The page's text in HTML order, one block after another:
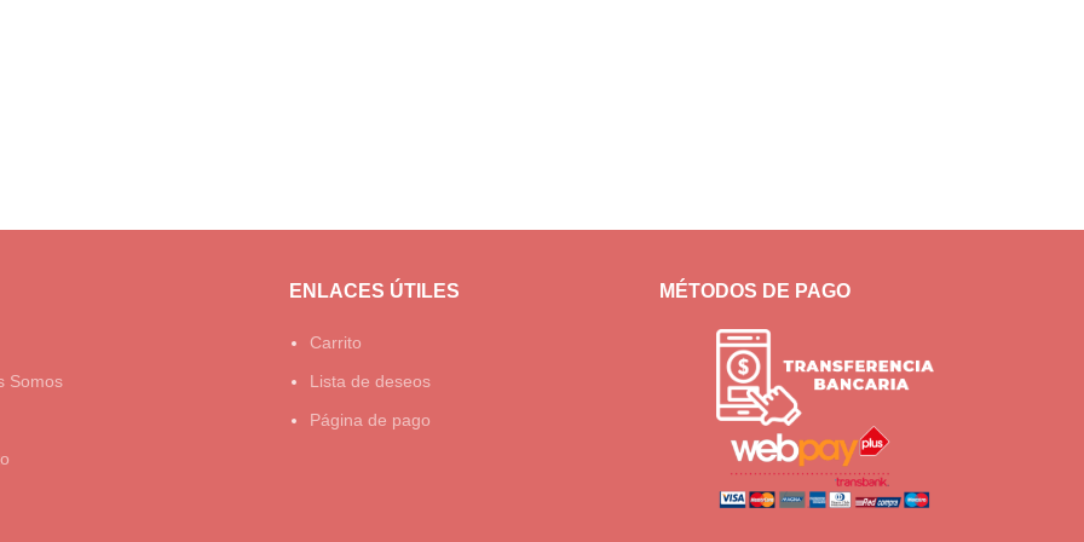
Somos
ENLACES ÚTILES
Carrito
Lista de deseos
Página de pago
MÉTODOS DE PAGO